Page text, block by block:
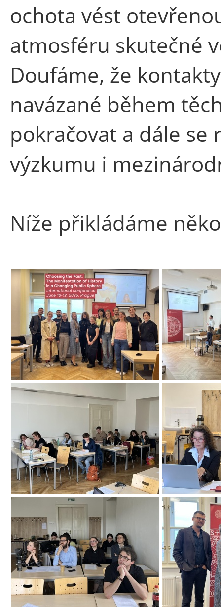
ochota vést
atmosféru skutečné
Doufáme, že
navázané během
pokračovat a dále
výzkumu i
Níže přikládáme